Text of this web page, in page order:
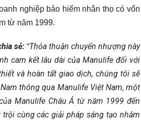
nghiệp bảo hiểm nhân thọ có vốn
từ năm 1999.
sẻ: “Thỏa thuận chuyển nhượng này
cam kết lâu dài của Manulife đối với
và hoàn tất giao dịch, chúng tôi sẽ
thông qua Manulife Việt Nam, một
Manulife Châu Á từ năm 1999 đến
cùng các giải pháp sáng tạo nhằm